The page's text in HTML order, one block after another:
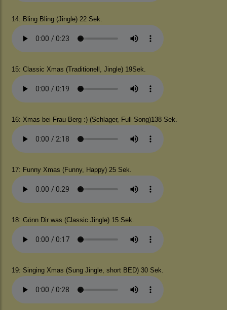
14: Bling Bling (Jingle) 22 Sek.
15: Classic Xmas (Traditionell, Jingle) 19Sek.
16: Xmas bei Frau Berg :) (Schlager, Full Song)138 Sek.
17: Funny Xmas (Funny, Happy) 25 Sek.
18: Gönn Dir was (Classic Jingle) 15 Sek.
19: Singing Xmas (Sung Jingle, short BED) 30 Sek.